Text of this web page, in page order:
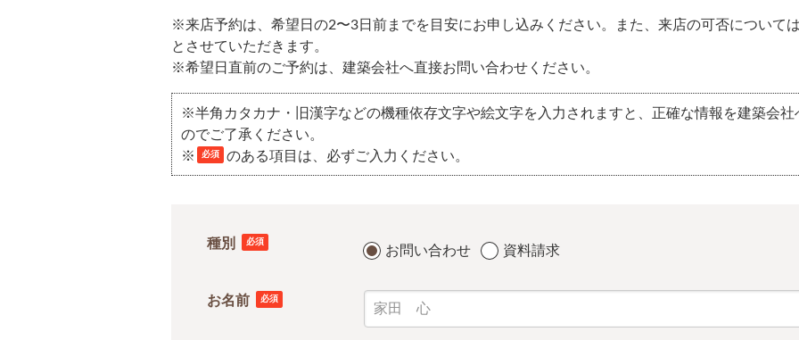
※来店予約は、希望日の2〜3日前までを目安にお申し込みください。また、来店の可否について
とさせていただきます。
※希望日直前のご予約は、建築会社へ直接お問い合わせください。
※半角カタカナ・旧漢字などの機種依存文字や絵文字を入力されますと、正確な情報を建築会
のでご了承ください。
※
必須 のある項目は、必ずご入力ください。
種別 必須
お問い合わせ 資料請求
お名前 必須